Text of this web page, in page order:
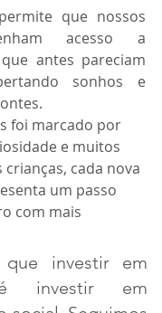
que nossos
acesso a
antes pareciam
sonhos e
foi marcado por
e muitos
crianças, cada nova
um passo
com mais
que investir em
é investir em